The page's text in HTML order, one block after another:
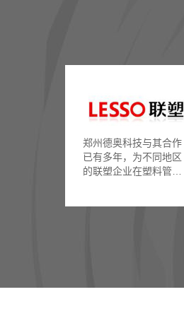
郑州德奥科技与其合作
已有多年，为不同地区
的联塑企业在塑料管材